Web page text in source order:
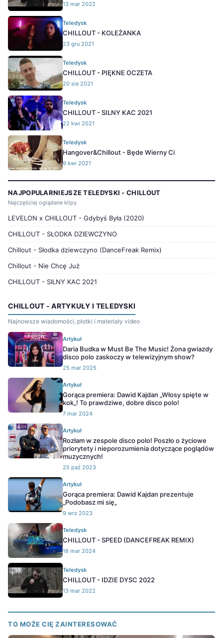
13 mar 2022
Teledysk
CHILLOUT - KOLEŻANKA
23 gru 2021
Teledysk
CHILLOUT - PIĘKNE OCZETA
20 sie 2021
Teledysk
CHILLOUT - SILNY KAC 2021
22 kwi 2021
Teledysk
Hangover&Chillout - Będe Wierny Ci
9 kwi 2021
NAJPOPULARNIEJSZE TELEDYSKI - CHILLOUT
Najczęściej oglądane klipy
LEVELON x CHILLOUT - Gdybyś Była (2020)
CHILLOUT - SŁODKA DZIEWCZYNO
Chillout - Słodka dziewczyno (DanceFreak Remix)
Chillout - Nie Chcę Już
CHILLOUT - SILNY KAC 2021
CHILLOUT - ARTYKUŁY I TELEDYSKI
Najnowsze wiadomości, plotki i materiały video
Artykuł
Daria Budka w Must Be The Music! Żona gwiazdy
disco polo zaskoczy w telewizyjnym show?
25 mar 2025
Artykuł
Gorąca premiera: Dawid Kajdan „Włosy spięte w
kok„! To prawdziwe, dobre disco polo!
7 mar 2024
Artykuł
Rozłam w zespole disco polo! Poszło o życiowe
priorytety i nieporozumienia dotyczące poglądów
muzycznych!
25 paź 2023
Artykuł
Gorąca premiera: Dawid Kajdan prezentuje
„Podobasz mi się„
9 wrz 2023
Teledysk
CHILLOUT - SPEED (DANCEFREAK REMIX)
18 mar 2024
Teledysk
CHILLOUT - IDZIE DYSC 2022
13 mar 2022
TO MOŻE CIĘ ZAINTERESOWAĆ